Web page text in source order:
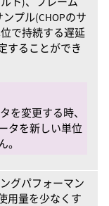
プル(CHOPのサ
で持続する遅延
することができ
を変更する時、
タを新しい単位
。
グパフォーマン
用量を少なくす